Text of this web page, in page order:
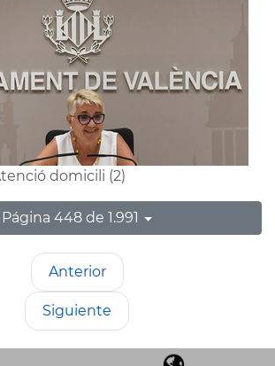
domicili (2)
Página 448 de 1.991
Anterior
Siguiente